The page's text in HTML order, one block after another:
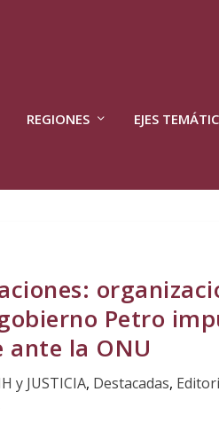
REGIONES EJES
Petro
la ONU
y JUSTICIA, Destacadas,